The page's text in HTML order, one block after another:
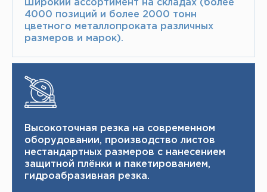
Широкий ассортимент на складах (более
4000 позиций и более 2000 тонн​
цветного металлопроката различных
размеров и марок).
Высокоточная резка на современном
оборудовании, производство листов
нестандартных размеров с нанесением
защитной плёнки и пакетированием,
гидроабразивная резка.